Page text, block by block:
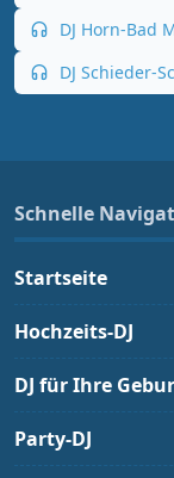
DJ Horn-Bad
DJ Schieder-
Schnelle
Startseite
Hochzeits-DJ
DJ für Ihre
Party-DJ